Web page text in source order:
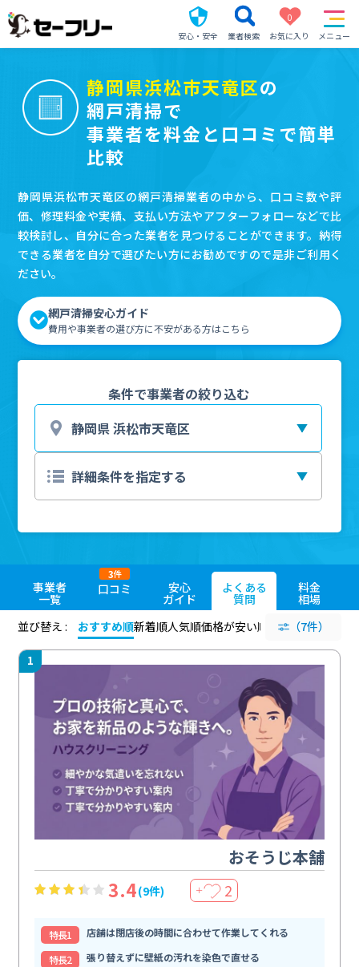
安心・安全 業者検索
0
お気に入り
メニュー
静岡県浜松市天竜区の
網戸清掃で
事業者を料金と口コミで簡単
比較
静岡県浜松市天竜区の網戸清掃業者の中から、口コミ数や評
価、修理料金や実績、支払い方法やアフターフォローなどで比
較検討し、自分に合った業者を見つけることができます。納得
できる業者を自分で選びたい方にお勧めですので是非ご利用く
ださい。
網戸清掃安心ガイド
費用や事業者の選び方に不安がある方はこちら
条件で事業者の絞り込む
事業者
一覧
口コミ
3件
安心
ガイド
よくある
質問
料金
相場
並び替え :
おすすめ順新着順人気順価格が安い順 評価が高い順
（7件）
1
おそうじ本舗
3.4(9件) ＋ 2
特⻑1
店舗は閉店後の時間に合わせて作業してくれる
特⻑2
張り替えずに壁紙の汚れを染色で直せる